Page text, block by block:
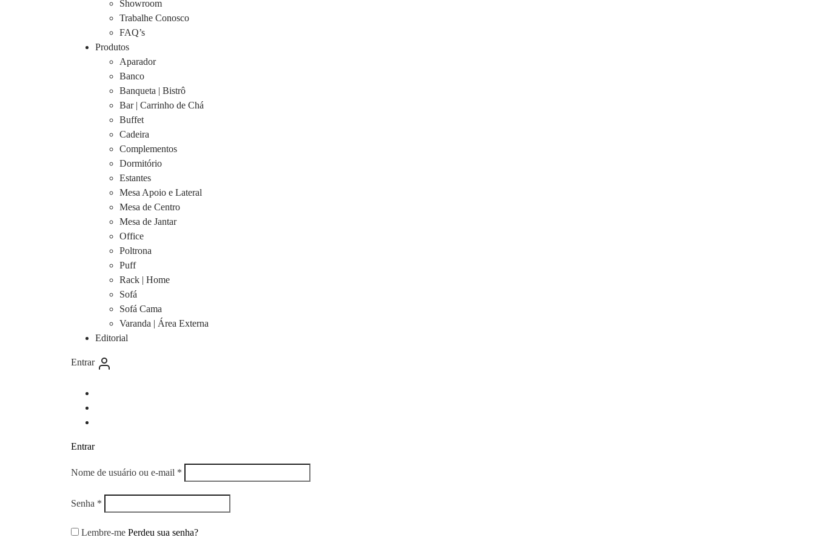
Showroom
Trabalhe Conosco
FAQ’s
Produtos
Aparador
Banco
Banqueta | Bistrô
Bar | Carrinho de Chá
Buffet
Cadeira
Complementos
Dormitório
Estantes
Mesa Apoio e Lateral
Mesa de Centro
Mesa de Jantar
Office
Poltrona
Puff
Rack | Home
Sofá
Sofá Cama
Varanda | Área Externa
Editorial
Entrar
Entrar
Nome de usuário ou e-mail *
Senha *
Lembre-me Perdeu sua senha?